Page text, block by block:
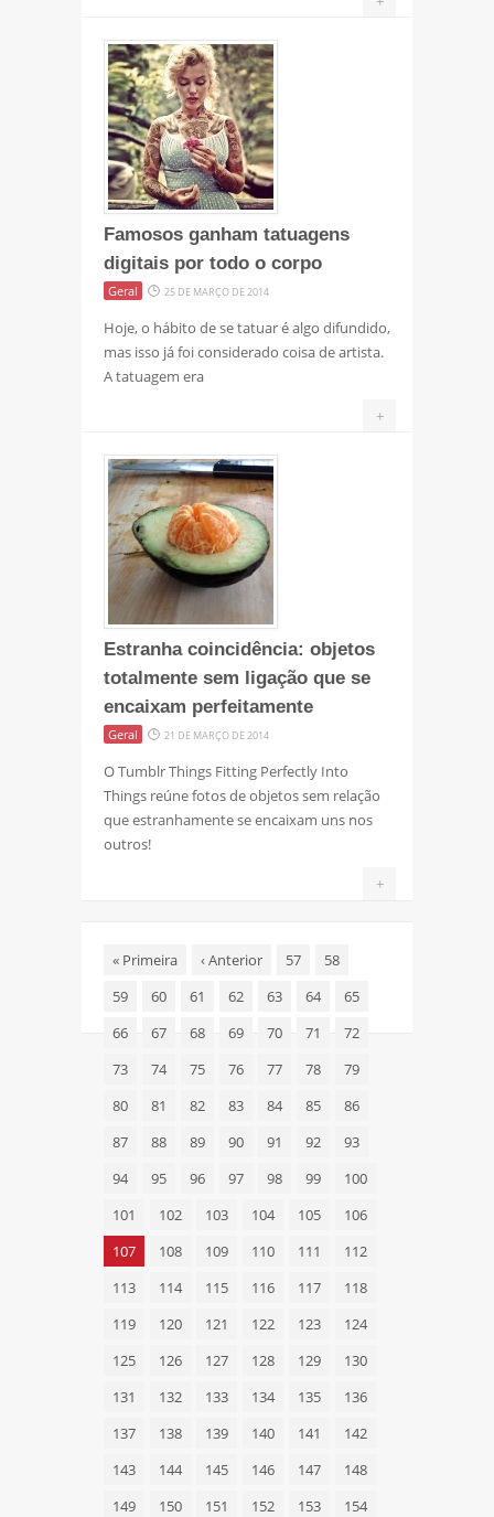
Famosos ganham tatuagens
digitais por todo o corpo
Geral 25 DE MARÇO DE 2014
Hoje, o hábito de se tatuar é algo difundido,
mas isso já foi considerado coisa de artista.
A tatuagem era
+
Estranha coincidência: objetos
totalmente sem ligação que se
encaixam perfeitamente
Geral 21 DE MARÇO DE 2014
O Tumblr Things Fitting Perfectly Into
Things reúne fotos de objetos sem relação
que estranhamente se encaixam uns nos
outros!
+
« Primeira ‹Anterior 57
58
59
60 61 62 63 64
65
66
67 68 69 70 71
72
73
74 75 76 77 78
79
80
81 82 83 84 85
86
87
88 89 90 91 92
93
94
95 96 97 98 99
100
101
102 103 104 105
106
107
108 109 110 111
112
113
114 115 116 117
118
119
120 121 122 123
124
125
126 127 128 129
130
131
132 133 134 135
136
137
138 139 140 141
142
143
144 145 146 147
148
149
150 151 152 153
154